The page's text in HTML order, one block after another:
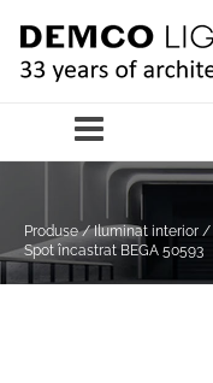
Produse / Iluminat interior /
Spot încastrat BEGA 50593